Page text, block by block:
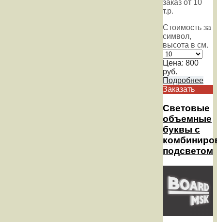
заказ от 10
т.р.
Стоимость за
символ,
высота в см.
Цена: 800
руб.
Подробнее
Заказать
Световые
объемные
буквы с
подсветом